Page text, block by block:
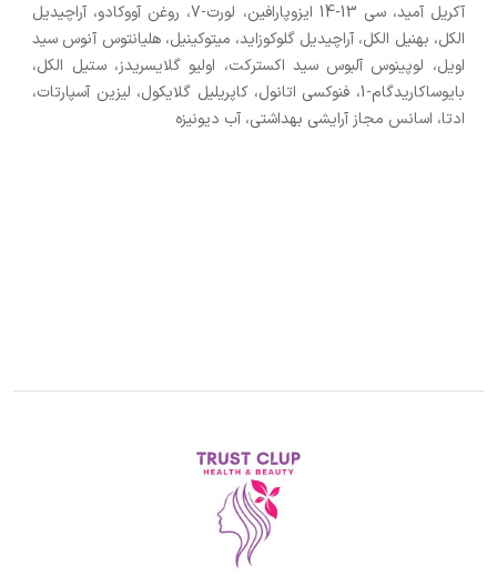
آکریل آمید، سی 13-14 ایزوپارافین، لورت-7، روغن آووکادو، آراچیدیل
الکل، بهنیل الکل، آراچیدیل گلوکوزاید، میتوکینیل، هلیانتوس آنوس سید
اویل، لوپینوس آلبوس سید اکسترکت، اولیو گلایسریدز، ستیل الکل،
بایوساکاریدگام-1، فنوکسی اتانول، کاپریلیل گلایکول، لیزین آسپارتات،
ادتا، اسانس مجاز آرایشی بهداشتی، آب دیونیزه